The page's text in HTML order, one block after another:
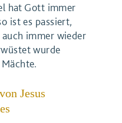
hat Gott immer
ist es passiert,
immer wieder
wurde
Jesus